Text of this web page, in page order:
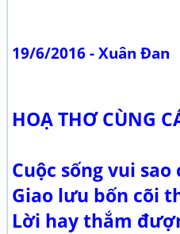
19/6/2016 - Xuân Đan
HOẠ THƠ CÙNG
Cuộc sống vui
Giao lưu bốn cõi
Lời hay thắm